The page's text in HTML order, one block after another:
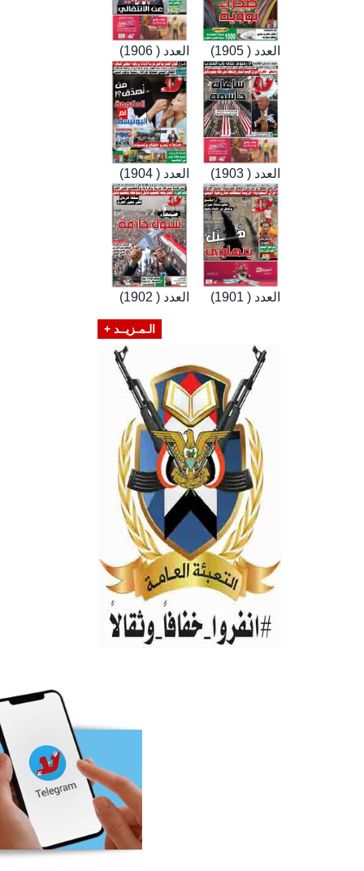
العدد ( 1906) العدد ( 1905)
العدد ( 1904) العدد ( 1903)
العدد ( 1902) العدد ( 1901)
الـمـزيــد +